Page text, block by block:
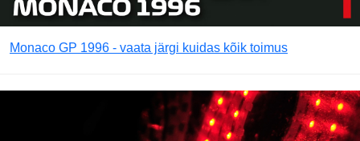
Monaco GP 1996 - vaata järgi kuidas kõik toimus